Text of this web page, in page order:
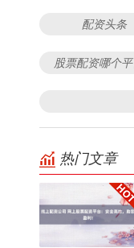
配资头条
股票配资哪个
热门文章